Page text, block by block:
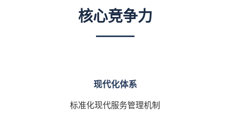
核心竞争力
现代化体系
标准化现代服务管理机制